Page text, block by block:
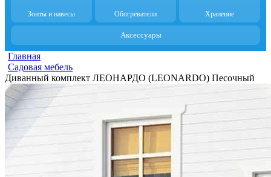
Зонты и навесы Обогреватели Хранение
Аксессуары
Главная
Cадовая мебель
Диванный комплект ЛЕОНАРДО (LEONARDO) Песочный